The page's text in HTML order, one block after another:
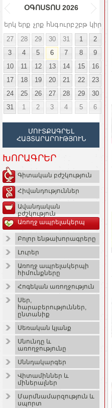
ՕԳՈՍՏՈՍ 2026
երկ երք չրք հնգուրբ շբթ կիր
27
28 29 30 31 1
2
3
4 5 6 7 8
9
10
11 12 13 14 15
16
17
18 19 20 21 22
23
24
25 26 27 28 29
30
31
1 2 3 4 5 6
ՄՈՒՏՔԱԳՐԵԼ
ՀԱՅՏԱՐԱՐՈՒԹՅՈՒՆ
ԽՈՐԱԳՐԵՐ
Գիտական բժշկություն
Հիվանդություններ
Ավանդական
բժշկություն
Առողջ ապրելակերպ
Բոլոր ենթախորագրերը
Լուրեր
Առողջ ապրելակերպի
հիմունքները
Հոգեկան առողջություն
Սեր,
հարաբերություններ,
ընտանիք
Սեռական կյանք
Սնունդը և
առողջությունը
Սննդակարգեր
Վիտամիններ և
միներալներ
Մարմնամարզություն և
սպորտ